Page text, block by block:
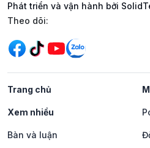
Phát triển và vận hành bởi
Mạng xã hội
Theo dõi:
Trang chủ
Xem nhiều
Bàn và luận